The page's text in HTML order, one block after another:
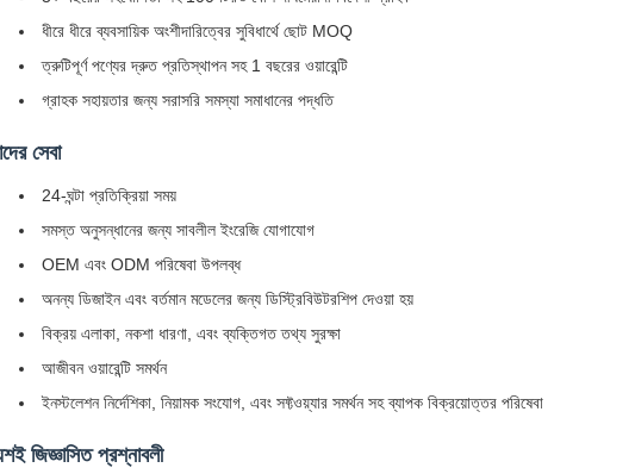
ধীরে ধীরে ব্যবসায়িক অংশীদারিত্বের সুবিধার্থে ছোট MOQ
ত্রুটিপূর্ণ পণ্যের দ্রুত প্রতিস্থাপন সহ 1 বছরের ওয়ারেন্টি
গ্রাহক সহায়তার জন্য সরাসরি সমস্যা সমাধানের পদ্ধতি
সেবা
24-ঘন্টা প্রতিক্রিয়া সময়
সমস্ত অনুসন্ধানের জন্য সাবলীল ইংরেজি যোগাযোগ
OEM এবং ODM পরিষেবা উপলব্ধ
অনন্য ডিজাইন এবং বর্তমান মডেলের জন্য ডিস্ট্রিবিউটরশিপ দেওয়া হয়
বিক্রয় এলাকা, নকশা ধারণা, এবং ব্যক্তিগত তথ্য সুরক্ষা
আজীবন ওয়ারেন্টি সমর্থন
ইনস্টলেশন নির্দেশিকা, নিয়ামক সংযোগ, এবং সফ্টওয়্যার সমর্থন সহ ব্যাপক বিক্রয়োত্তর পরিষেবা
জিজ্ঞাসিত প্রশ্নাবলী